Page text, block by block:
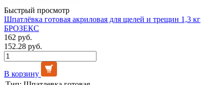
Быстрый просмотр
Шпатлёвка готовая акриловая для щелей и трещин 1,3 кг
БРОЗЕКС
162 руб.
152.28 руб.
В корзину